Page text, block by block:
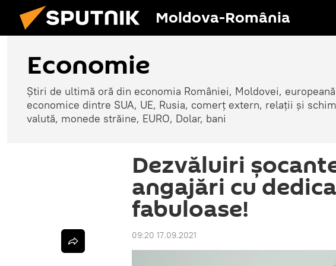
Moldova-România
Economie
Știri de ultimă oră din economia României, Moldovei,
economice dintre SUA, UE, Rusia, comerț extern, relații și
valută, monede străine, EURO, Dolar, bani
Dezvăluiri
angajări cu
fabuloase!
09:20 17.09.2021